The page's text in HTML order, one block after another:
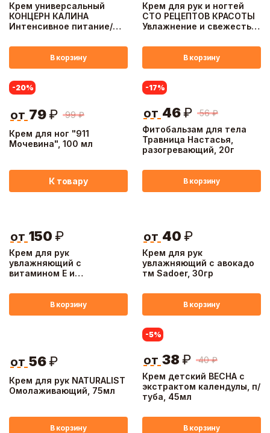
Крем универсальный
КОНЦЕРН КАЛИНА
Интенсивное питание/
туба, 75мл
В корзину
Крем для рук и ногтей
СТО РЕЦЕПТОВ КРАСОТЫ
Увлажнение и свежесть,
В корзину
Крем для ног "911
Мочевина", 100 мл
-20%
99 ₽
от 79₽
К товару
Фитобальзам для тела
Травница Настасья,
разогревающий, 20г
-17%
56 ₽
от 46₽
В корзину
Крем для рук
увлажняющий с
витамином E и
тм Sadoer, 35 гр
от 150 ₽
В корзину
Крем для рук
увлажняющий с авокадо
тм Sadoer, 30гр
от 40 ₽
В корзину
Крем для рук NATURALIST
Омолаживающий, 75мл
от 56₽
В корзину
Крем детский ВЕСНА с
экстрактом календулы, п/
туба, 45мл
-5%
40 ₽
от 38 ₽
В корзину